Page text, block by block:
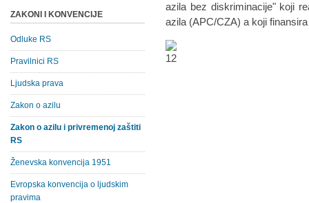
azila bez diskriminacije" koji
azila (APC/CZA) a koji
ZAKONI I KONVENCIJE
Odluke RS
Pravilnici RS
Ljudska prava
Zakon o azilu
Zakon o azilu i privremenoj zaštiti
RS
Ženevska konvencija 1951
Evropska konvencija o ljudskim
pravima